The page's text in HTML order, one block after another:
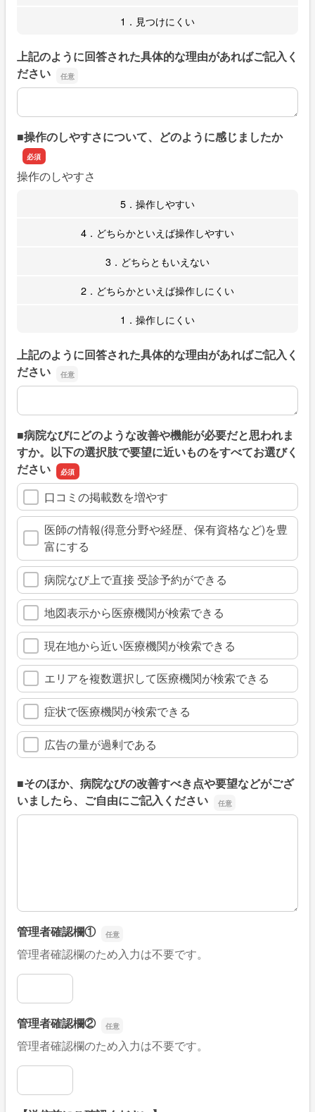
1．見つけにくい
上記のように回答された具体的な理由があればご記入く
ださい
上記のように回答された具体的な理由があればご記入くだ
■操作のしやすさについて、どのように感じましたか
操作のしやすさ
5．操作しやすい
4．どちらかといえば操作しやすい
3．どちらともいえない
2．どちらかといえば操作しにくい
1．操作しにくい
上記のように回答された具体的な理由があればご記入く
ださい
上記のように回答された具体的な理由があればご記入くだ
■病院なびにどのような改善や機能が必要だと思われま
すか。以下の選択肢で要望に近いものをすべてお選びく
ださい
口コミの掲載数を増やす
医師の情報(得意分野や経歴、保有資格など)を豊
富にする
病院なび上で直接 受診予約ができる
地図表示から医療機関が検索できる
現在地から近い医療機関が検索できる
エリアを複数選択して医療機関が検索できる
症状で医療機関が検索できる
広告の量が過剰である
■そのほか、病院なびの改善すべき点や要望などがござ
いましたら、ご自由にご記入ください
■そのほか、病院なびの改善すべき点や要望などがござい
管理者確認欄①
管理者確認欄のため入力は不要です。
管理者確認欄①
管理者確認欄②
管理者確認欄のため入力は不要です。
管理者確認欄②